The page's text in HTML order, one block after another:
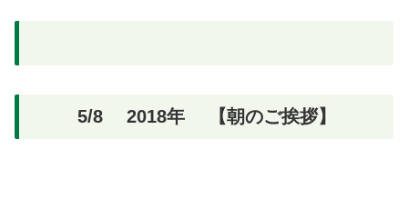
5/8 2018年 【朝のご挨拶】